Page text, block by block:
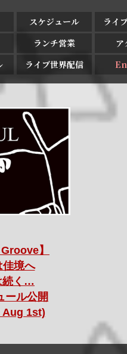
スケジュール
ライ
ランチ営業
ア
ライブ世界配信
】
佳境へ
続く…
ール公開
Aug 1st)